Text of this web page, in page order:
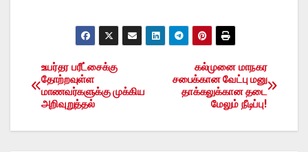
Post
navigation
கல்முனை மாநகர
சபைக்கான வேட்பு மனு
தாக்கலுக்கான தடை
மேலும் நீடிப்பு!
உயர்தர பரீட்சைக்கு
தோற்றவுள்ள
மாணவர்களுக்கு முக்கிய
அறிவுறுத்தல்